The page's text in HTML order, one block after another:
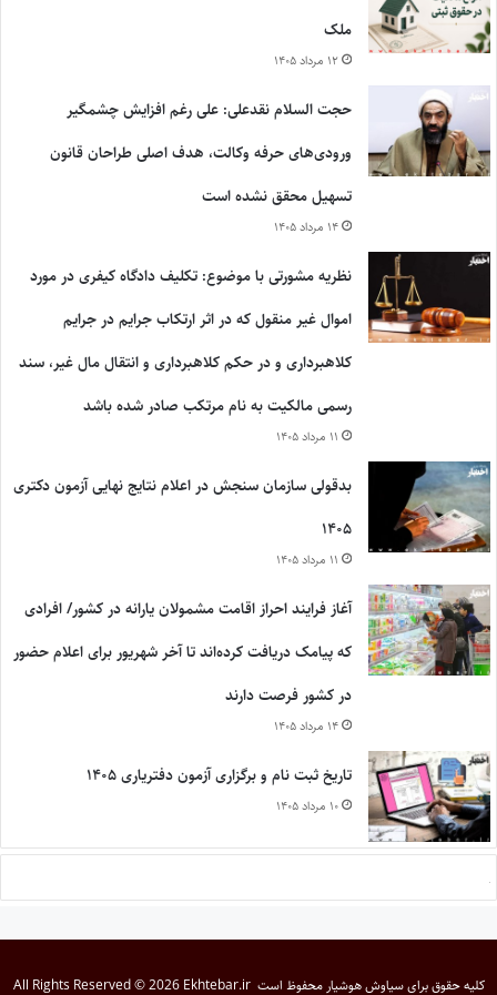
ملک
۱۲ مرداد ۱۴۰۵
حجت السلام نقدعلی: علی رغم افزایش چشمگیر
ورودی‌های حرفه وکالت، هدف اصلی طراحان قانون
تسهیل محقق نشده است
۱۴ مرداد ۱۴۰۵
نظریه مشورتی با موضوع: تکلیف دادگاه کیفری در مورد
اموال غیر منقول که در اثر ارتکاب جرایم در جرایم
کلاهبرداری و در حکم کلاهبرداری و انتقال مال غیر، سند
رسمی مالکیت به نام مرتکب صادر شده باشد
۱۱ مرداد ۱۴۰۵
بدقولی سازمان سنجش در اعلام نتایج نهایی آزمون دکتری
۱۴۰۵
۱۱ مرداد ۱۴۰۵
آغاز فرایند احراز اقامت مشمولان یارانه در کشور/ افرادی
که پیامک دریافت کرده‌اند تا آخر شهریور برای اعلام حضور
در کشور فرصت دارند
۱۴ مرداد ۱۴۰۵
تاریخ ثبت نام و برگزاری آزمون دفتریاری ۱۴۰۵
۱۰ مرداد ۱۴۰۵
کلیه حقوق برایسیاوش هوشیار محفوظ است All Rights Reserved © 2026 Ekhtebar.ir